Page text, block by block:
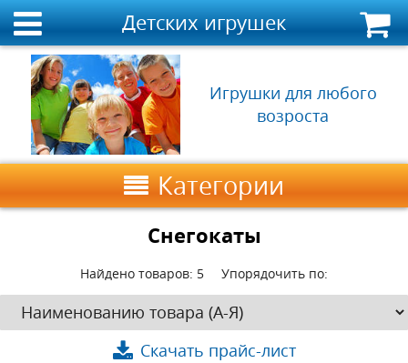
Детских игрушек
Игрушки для любого
возроста
Категории
Снегокаты
Найдено товаров: 5 Упорядочить по:
Скачать прайс-лист